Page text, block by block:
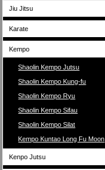
Jiu Jitsu
Karate
Kempo
Shaolin Kempo Jutsu
Shaolin Kempo Kung-fu
Shaolin Kempo Ryu
Shaolin Kempo Sifau
Shaolin Kempo Silat
Kempo Kuntao Long Fu Moon
Kenpo Jutsu